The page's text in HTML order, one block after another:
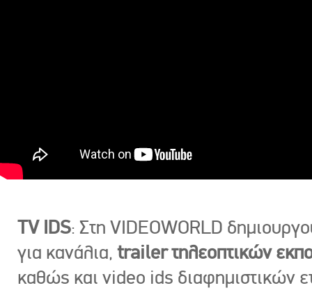
TV IDS: Στη VIDEOWORLD
για κανάλια, trailer τηλεοπτικών
καθώς και video ids διαφημιστικών